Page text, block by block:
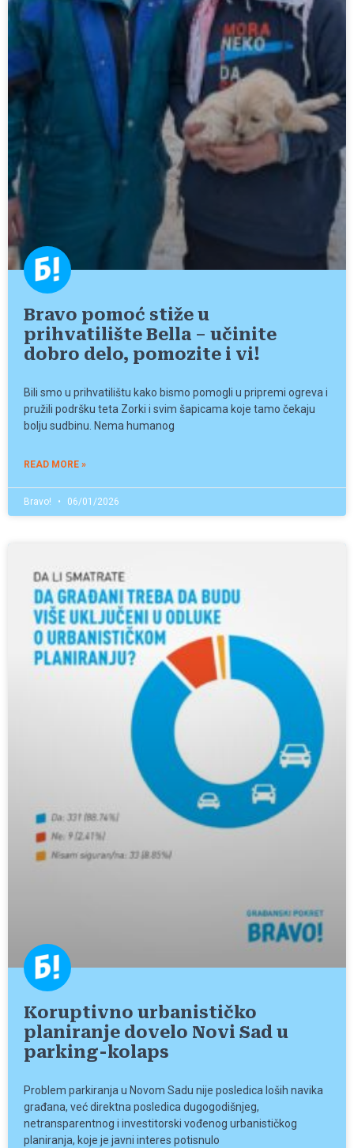
Bravo pomoć stiže u
prihvatilište Bella – učinite
dobro delo, pomozite i vi!
Bili smo u prihvatilištu kako bismo pomogli u pripremi ogreva i
pružili podršku teta Zorki i svim šapicama koje tamo čekaju
bolju sudbinu. Nema humanog
READ MORE »
Bravo! 06/01/2026
Koruptivno urbanističko
planiranje dovelo Novi Sad u
parking-kolaps
Problem parkiranja u Novom Sadu nije posledica loših navika
građana, već direktna posledica dugogodišnjeg,
netransparentnog i investitorski vođenog urbanističkog
planiranja, koje je javni interes potisnulo